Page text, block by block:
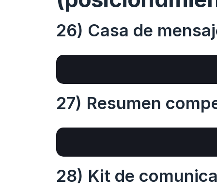
26) Casa de
27) Resumen
28) Kit de